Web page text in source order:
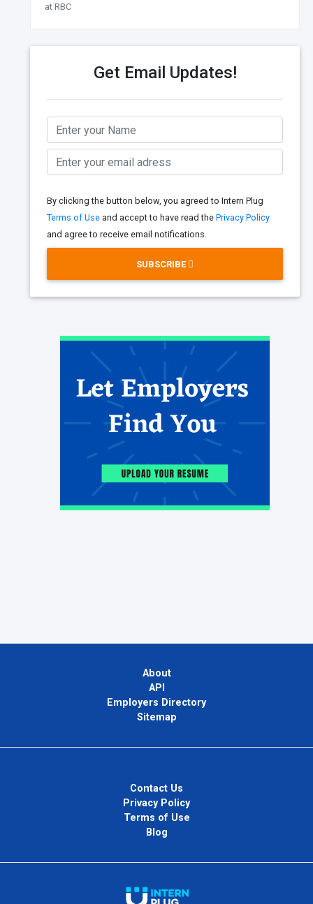
at RBC
Get Email Updates!
By clicking the button below, you agreed to Intern Plug
Terms of Use and accept to have read the Privacy Policy
and agree to receive email notifications.
SUBSCRIBE
About
API
Employers Directory
Sitemap
Contact Us
Privacy Policy
Terms of Use
Blog